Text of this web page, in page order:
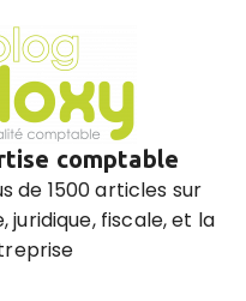
comptable
de 1500 articles sur
fiscale, et la